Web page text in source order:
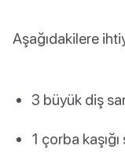
Aşağıdakilere
3 büyük diş
1 çorba